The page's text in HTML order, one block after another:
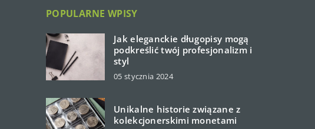
POPULARNE WPISY
Jak eleganckie długopisy mogą
podkreślić twój profesjonalizm i
styl
05 stycznia 2024
Unikalne historie związane z
kolekcjonerskimi monetami